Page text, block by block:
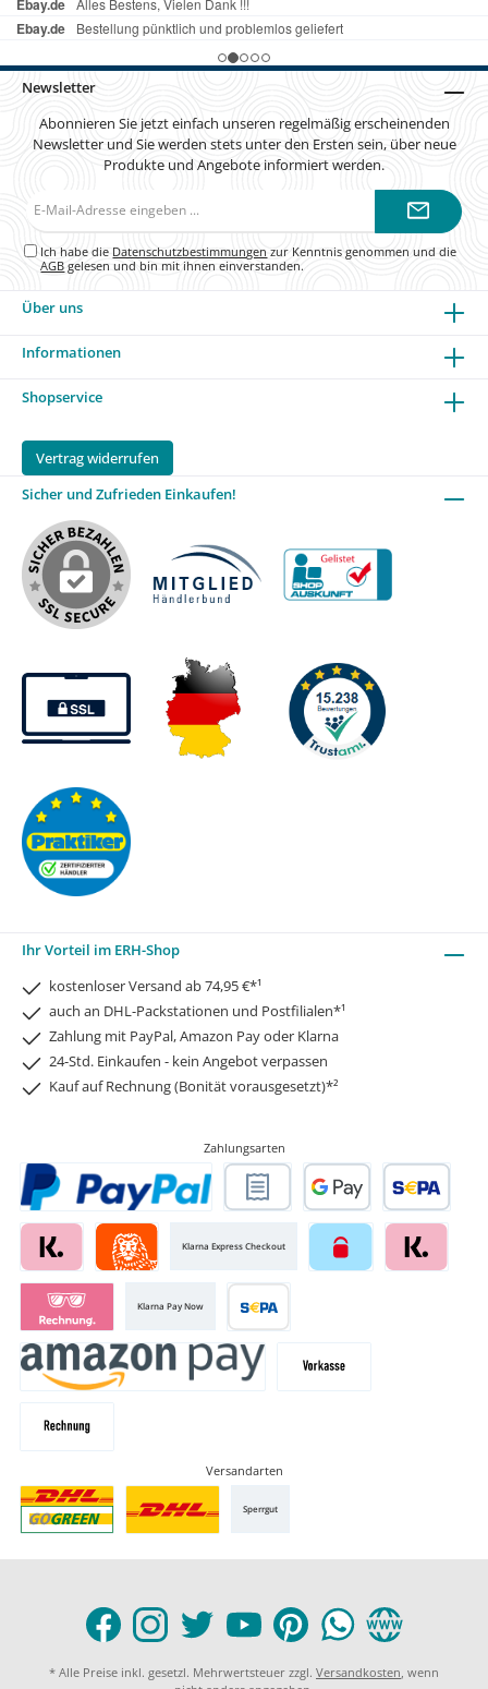
Newsletter
Abonnieren Sie jetzt einfach unseren regelmäßig erscheinenden
Newsletter und Sie werden stets unter den Ersten sein, über neue
Produkte und Angebote informiert werden.
Ich habe die Datenschutzbestimmungen zur Kenntnis genommen und die
AGB gelesen und bin mit ihnen einverstanden.
Über uns
Informationen
Shopservice
Vertrag widerrufen
Sicher und Zufrieden Einkaufen!
Ihr Vorteil im ERH-Shop
kostenloser Versand ab 74,95 €*¹
auch an DHL-Packstationen und Postfilialen*¹
Zahlung mit PayPal, Amazon Pay oder Klarna
24-Std. Einkaufen - kein Angebot verpassen
Kauf auf Rechnung (Bonität vorausgesetzt)*²
Zahlungsarten
Klarna Express Checkout
Klarna Pay Now
Versandarten
Sperrgut
* Alle Preise inkl. gesetzl. Mehrwertsteuer zzgl. Versandkosten, wenn